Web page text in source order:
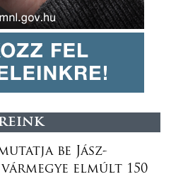
be Jász-
elmúlt 150